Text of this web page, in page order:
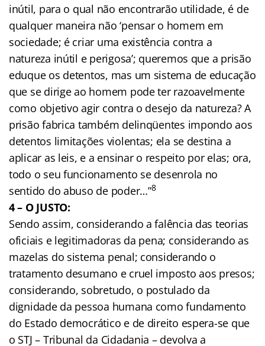
inútil, para o qual não encontrarão utilidade, é de
qualquer maneira não ‘pensar o homem em
sociedade; é criar uma existência contra a
natureza inútil e perigosa’; queremos que a prisão
eduque os detentos, mas um sistema de educação
que se dirige ao homem pode ter razoavelmente
como objetivo agir contra o desejo da natureza? A
prisão fabrica também delinqüentes impondo aos
detentos limitações violentas; ela se destina a
aplicar as leis, e a ensinar o respeito por elas; ora,
todo o seu funcionamento se desenrola no
sentido do abuso de poder…”8
4 – O JUSTO:
Sendo assim, considerando a falência das teorias
oficiais e legitimadoras da pena; considerando as
mazelas do sistema penal; considerando o
tratamento desumano e cruel imposto aos presos;
considerando, sobretudo, o postulado da
dignidade da pessoa humana como fundamento
do Estado democrático e de direito espera-se que
o STJ – Tribunal da Cidadania – devolva a